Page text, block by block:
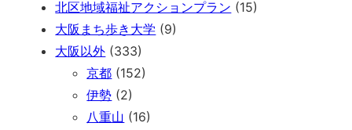
北区地域福祉アクションプラン (15)
大阪まち歩き大学 (9)
大阪以外 (333)
京都 (152)
伊勢 (2)
八重山 (16)